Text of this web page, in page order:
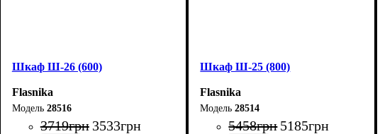
Шкаф Ш-26 (600)
Flasnika
28516
3719грн 3533грн
Шкаф Ш-25 (800)
Flasnika
28514
5458грн 5185грн